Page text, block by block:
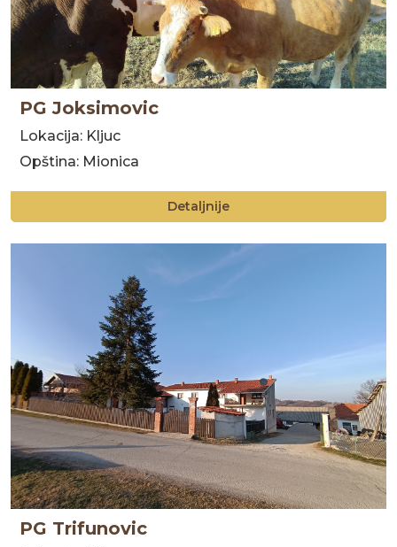
PG Joksimovic
Lokacija: Kljuc
Opština: Mionica
Detaljnije
PG Trifunovic